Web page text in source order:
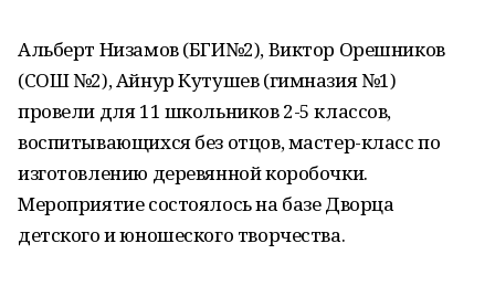
Альберт Низамов (БГИ№2), Виктор Орешников
(СОШ №2), Айнур Кутушев (гимназия №1)
провели для 11 школьников 2-5 классов,
воспитывающихся без отцов, мастер-класс по
изготовлению деревянной коробочки.
Мероприятие состоялось на базе Дворца
детского и юношеского творчества.